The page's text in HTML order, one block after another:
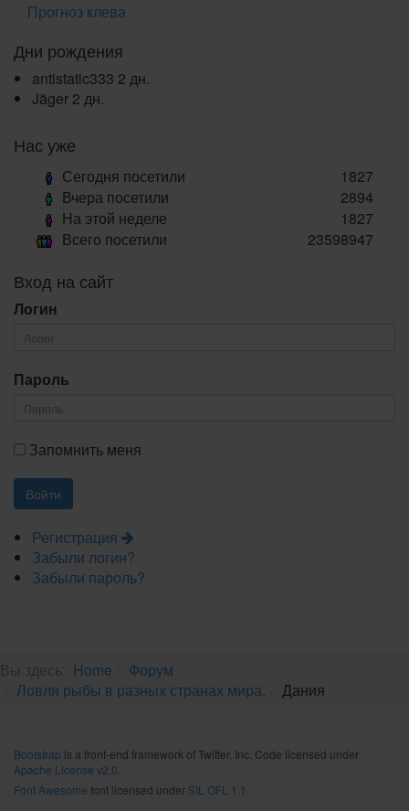
Прогноз клева
Дни рождения
antistatic333 2 дн.
Jäger 2 дн.
Нас уже
Сегодня посетили
1827
Вчера посетили
2894
На этой неделе
1827
Всего посетили
23598947
Вход на сайт
Логин
Пароль
Запомнить меня
Регистрация
Забыли логин?
Забыли пароль?
Home
Форум
Ловля рыбы в разных странах мира.
Дания
Bootstrap is a front-end framework of Twitter, Inc. Code licensed under
Apache License v2.0
Font Awesome font licensed under SIL OFL 1.1